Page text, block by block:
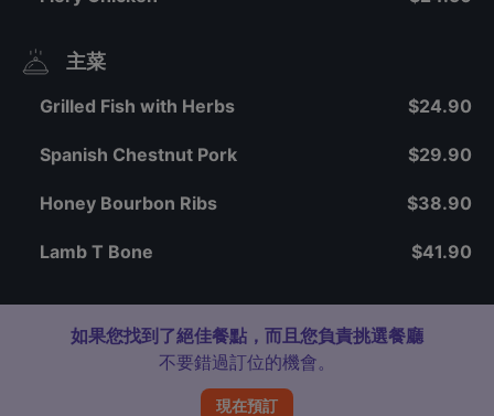
主菜
Grilled Fish with Herbs $24.90
Spanish Chestnut Pork $29.90
Honey Bourbon Ribs $38.90
Lamb T Bone $41.90
如果您找到了絕佳餐點，而且您負責挑選餐廳
不要錯過訂位的機會。
現在預訂